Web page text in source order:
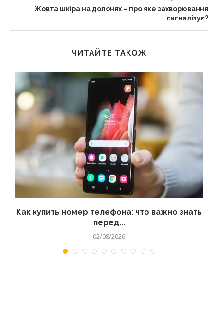
Жовта шкіра на долонях – про яке захворювання
сигналізує?
ЧИТАЙТЕ ТАКОЖ
Как купить номер телефона: что важно знать
перед...
02/08/2026